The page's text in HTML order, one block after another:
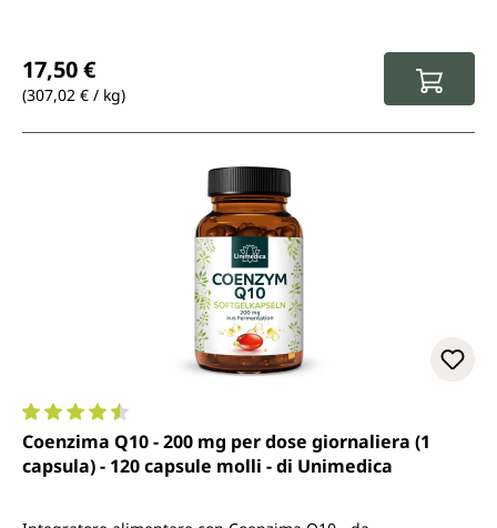
17,50 €
(307,02 € / kg)
Valutazione media di 4.6 su 5 stelle
Coenzima Q10 - 200 mg per dose giornaliera (1
capsula) - 120 capsule molli - di Unimedica